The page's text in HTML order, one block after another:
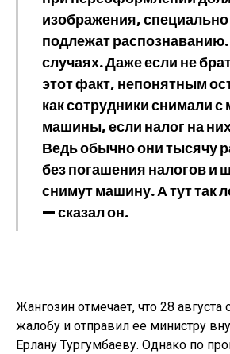
изображения,
подлежат распознаванию.
случаях. Даже если не
этот факт, непонятным
как сотрудники снимали с
машины, если налог на
Ведь обычно они тысячу
без погашения налогов и
снимут машину. А тут так
— сказал он.
Жангозин отмечает, что 28 августа
жалобу и отправил ее министру
Ерлану Тургумбаеву. Однако по